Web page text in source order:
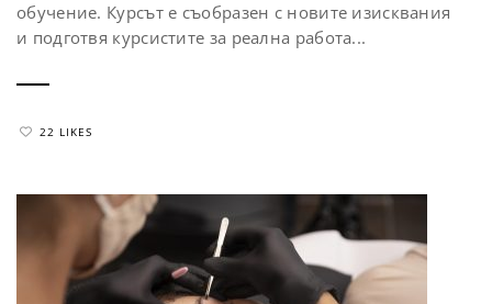
обучение. Курсът е съобразен с новите изисквания
и подготвя курсистите за реална работа...
22 LIKES